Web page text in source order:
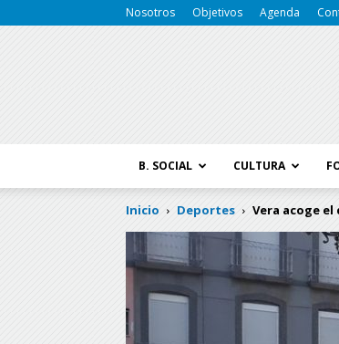
Nosotros Objetivos Agenda
B. SOCIAL CULTURA
Inicio Deportes Vera acoge